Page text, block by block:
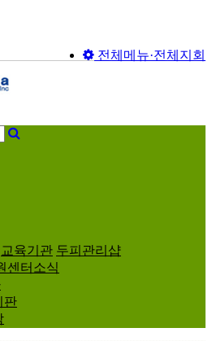
전체메뉴·전체지회
교육기관 두피관리샵
센터소식
판